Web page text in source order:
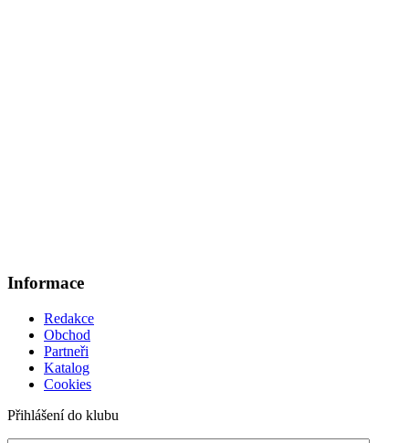
Informace
Redakce
Obchod
Partneři
Katalog
Cookies
Přihlášení do klubu